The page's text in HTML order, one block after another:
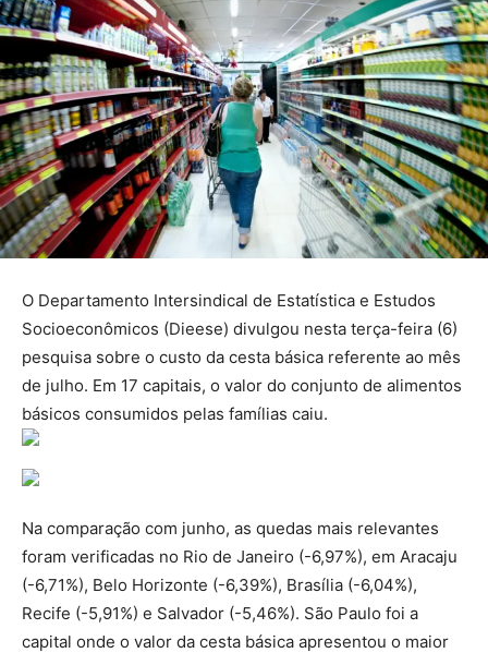
O Departamento Intersindical de Estatística e Estudos
Socioeconômicos (Dieese) divulgou nesta terça-feira (6)
pesquisa sobre o custo da cesta básica referente ao mês
de julho. Em 17 capitais, o valor do conjunto de alimentos
básicos consumidos pelas famílias caiu.
Na comparação com junho, as quedas mais relevantes
foram verificadas no Rio de Janeiro (-6,97%), em Aracaju
(-6,71%), Belo Horizonte (-6,39%), Brasília (-6,04%),
Recife (-5,91%) e Salvador (-5,46%). São Paulo foi a
capital onde o valor da cesta básica apresentou o maior